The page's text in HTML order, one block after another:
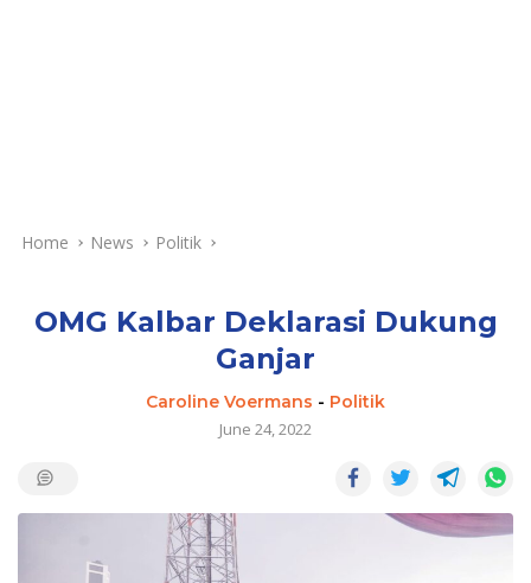
Home News Politik
OMG Kalbar Deklarasi Dukung
Ganjar
Caroline Voermans - Politik
June 24, 2022